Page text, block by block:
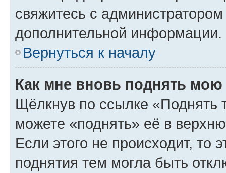
свяжитесь с
дополнительной информации.
Вернуться к началу
Как мне вновь поднять мою
Щёлкнув по ссылке «Поднять
можете «поднять» её в
Если этого не происходит, то
поднятия тем могла быть